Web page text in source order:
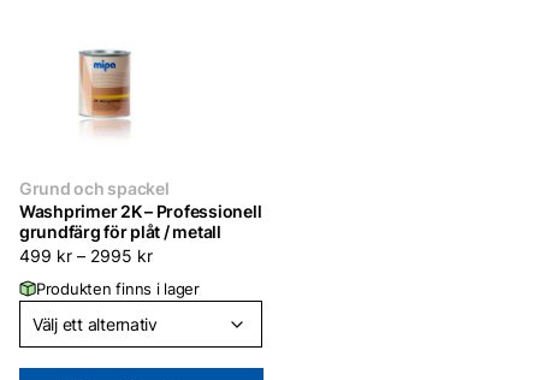
Grund och spackel
Washprimer 2K – Professionell
grundfärg för plåt / metall
499 kr – 2995 kr
Produkten finns i lager